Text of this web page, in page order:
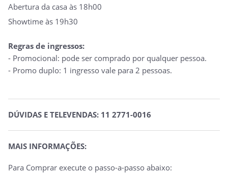
Abertura da casa às 18h00
Showtime às 19h30
Regras de ingressos:
- Promocional: pode ser comprado por qualquer pessoa.
- Promo duplo: 1 ingresso vale para 2 pessoas.
DÚVIDAS E TELEVENDAS: 11 2771-0016
MAIS INFORMAÇÕES:
Para Comprar execute o passo-a-passo abaixo: